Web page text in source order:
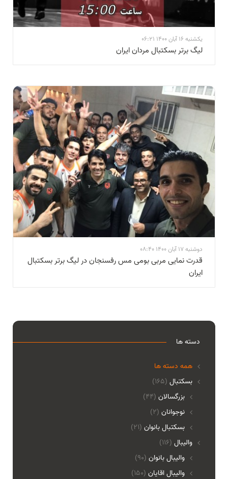
یکشنبه 16 آبان 1400 06:21
لیگ برتر بسکتبال مردان ایران
دوشنبه 17 آبان 1400 08:40
قدرت نمایی مربی بومی مس رفسنجان در ليگ برتر بسکتبال
ايران
دسته ها
همه دسته ها
(165) بسکتبال
بزرگسالان (44)
نوجوانان (2)
بسکتبال بانوان (21)
(116) والیبال
واليبال بانوان (90)
واليبال اقايان (150)